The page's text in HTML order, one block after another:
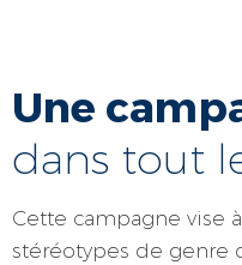
Une
dans tout
Cette campagne vise
stéréotypes de genre